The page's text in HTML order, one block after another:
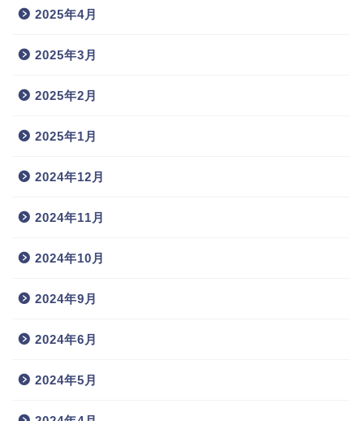
2025年4月
2025年3月
2025年2月
2025年1月
2024年12月
2024年11月
2024年10月
2024年9月
2024年6月
2024年5月